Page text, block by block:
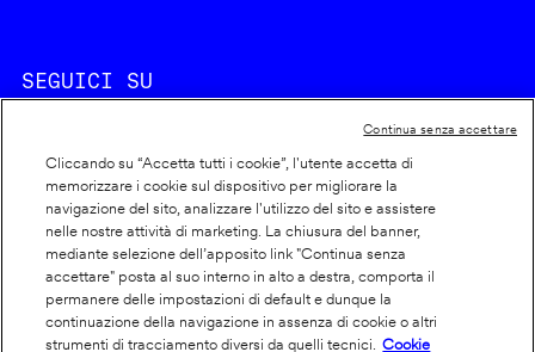
SEGUICI SU
Footer
info
Cookie policy
Dichiarazione di accessibilità
Privacy
Cliccando su “Accetta tutti i cookie”, l'utente accetta di
memorizzare i cookie sul dispositivo per migliorare la
navigazione del sito, analizzare l'utilizzo del sito e assistere
nelle nostre attività di marketing. La chiusura del banner,
mediante selezione dell’apposito link "Continua senza
accettare" posta al suo interno in alto a destra, comporta il
permanere delle impostazioni di default e dunque la
continuazione della navigazione in assenza di cookie o altri
strumenti di tracciamento diversi da quelli tecnici.
Cookie
Continua senza accettare